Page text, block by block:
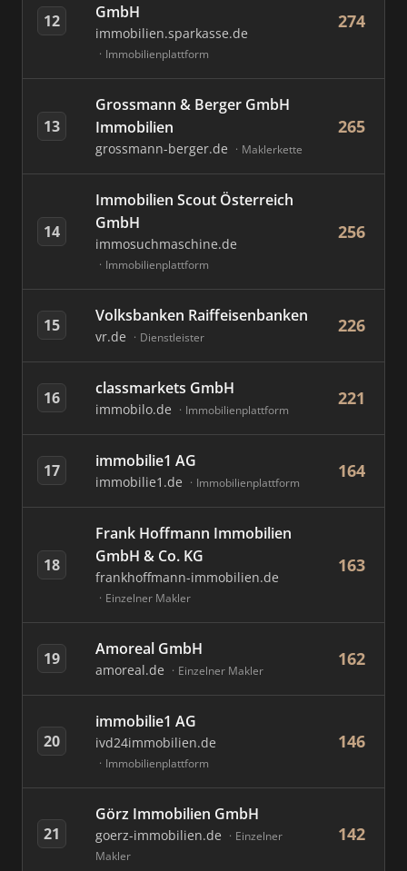
12
GmbH
immobilien.sparkasse.de
Immobilienplattform
274
13
Grossmann & Berger GmbH
Immobilien
grossmann-berger.de Maklerkette
265
14
Immobilien Scout Österreich
GmbH
immosuchmaschine.de
Immobilienplattform
256
15 Volksbanken Raiffeisenbanken
vr.de Dienstleister
226
16 classmarkets GmbH
immobilo.de Immobilienplattform
221
17 immobilie1 AG
immobilie1.de Immobilienplattform
164
18
Frank Hoffmann Immobilien
GmbH & Co. KG
frankhoffmann-immobilien.de
Einzelner Makler
163
19 Amoreal GmbH
amoreal.de Einzelner Makler
162
20
immobilie1 AG
ivd24immobilien.de
Immobilienplattform
146
21
Görz Immobilien GmbH
goerz-immobilien.de
Einzelner
Makler
142